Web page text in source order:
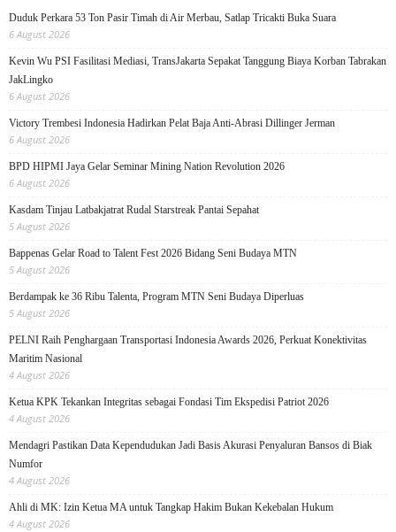
Duduk Perkara 53 Ton Pasir Timah di Air Merbau, Satlap Tricakti Buka Suara
6 August 2026
Kevin Wu PSI Fasilitasi Mediasi, TransJakarta Sepakat Tanggung Biaya Korban Tabrakan
JakLingko
6 August 2026
Victory Trembesi Indonesia Hadirkan Pelat Baja Anti-Abrasi Dillinger Jerman
6 August 2026
BPD HIPMI Jaya Gelar Seminar Mining Nation Revolution 2026
6 August 2026
Kasdam Tinjau Latbakjatrat Rudal Starstreak Pantai Sepahat
5 August 2026
Bappenas Gelar Road to Talent Fest 2026 Bidang Seni Budaya MTN
5 August 2026
Berdampak ke 36 Ribu Talenta, Program MTN Seni Budaya Diperluas
5 August 2026
PELNI Raih Penghargaan Transportasi Indonesia Awards 2026, Perkuat Konektivitas
Maritim Nasional
4 August 2026
Ketua KPK Tekankan Integritas sebagai Fondasi Tim Ekspedisi Patriot 2026
4 August 2026
Mendagri Pastikan Data Kependudukan Jadi Basis Akurasi Penyaluran Bansos di Biak
Numfor
4 August 2026
Ahli di MK: Izin Ketua MA untuk Tangkap Hakim Bukan Kekebalan Hukum
4 August 2026